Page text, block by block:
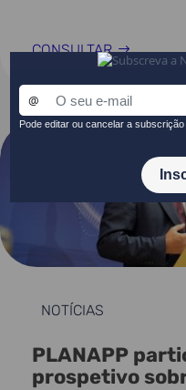
CONSULTAR
NOTÍCIAS
PLANAPP
prospetivo